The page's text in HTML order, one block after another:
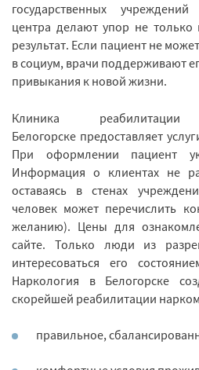
государственных
центра делают упор не
результат. Если пациент не
в социум, врачи поддерживают
привыкания к новой жизни.
Клиника
Белогорске предоставляет
При оформлении пациент
Информация о клиентах не
оставаясь в стенах
человек может перечислить
желанию). Цены для
сайте. Только люди из
интересоваться его
Наркология в Белогорске
скорейшей реабилитации
правильное,